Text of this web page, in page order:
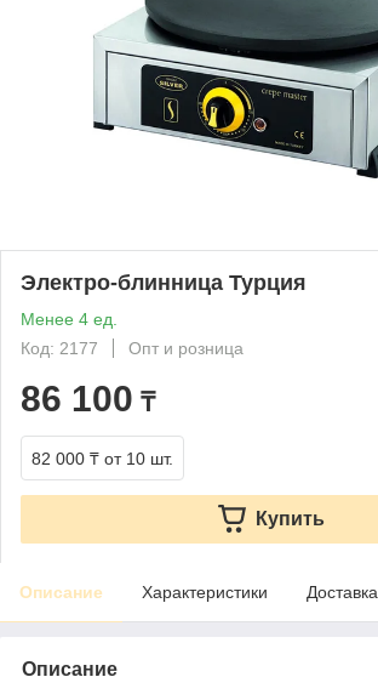
Электро-блинница Турция
Менее 4 ед.
Код: 2177
Опт и розница
86 100 ₸
82 000 ₸ от 10 шт.
Купить
Описание Характеристики Доставка
Описание